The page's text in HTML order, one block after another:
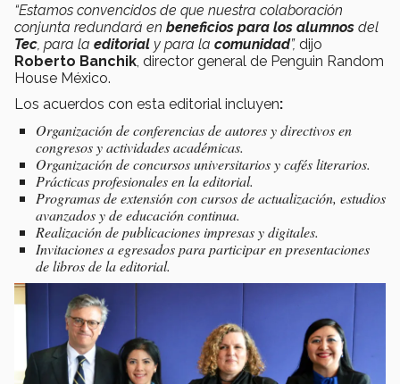
“Estamos convencidos de que nuestra colaboración
conjunta redundará en beneficios para los alumnos del
Tec , para la editorial y para la comunidad”, dijo
Roberto Banchik , director general de Penguin Random
House México.
Los acuerdos con esta editorial incluyen:
Organización de conferencias de autores y directivos en
congresos y actividades académicas.
Organización de concursos universitarios y cafés literarios.
Prácticas profesionales en la editorial.
Programas de extensión con cursos de actualización, estudios
avanzados y de educación continua.
Realización de publicaciones impresas y digitales.
Invitaciones a egresados para participar en presentaciones
de libros de la editorial.